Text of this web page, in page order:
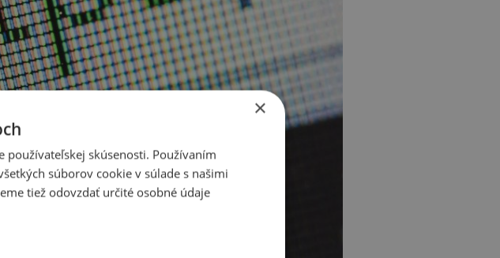
×
používateľskej skúsenosti. Používaním
súborov cookie v súlade s našimi
tiež odovzdať určité osobné údaje